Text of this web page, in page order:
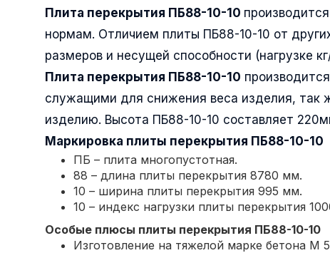
Плита перекрытия ПБ88-10-10
нормам. Отличием плиты ПБ88-10-10 от
размеров и несущей способности (нагрузке
Плита перекрытия ПБ88-10-10
служащими для снижения веса изделия, так
изделию. Высота ПБ88-10-10 составляет
Маркировка плиты перекрытия ПБ88-10-10
ПБ – плита многопустотная.
88 – длина плиты перекрытия 8780 мм.
10 – ширина плиты перекрытия 995 мм.
10 – индекс нагрузки плиты перекрытия
Особые плюсы плиты перекрытия ПБ88-10-10
Изготовление на тяжелой марке бетона М